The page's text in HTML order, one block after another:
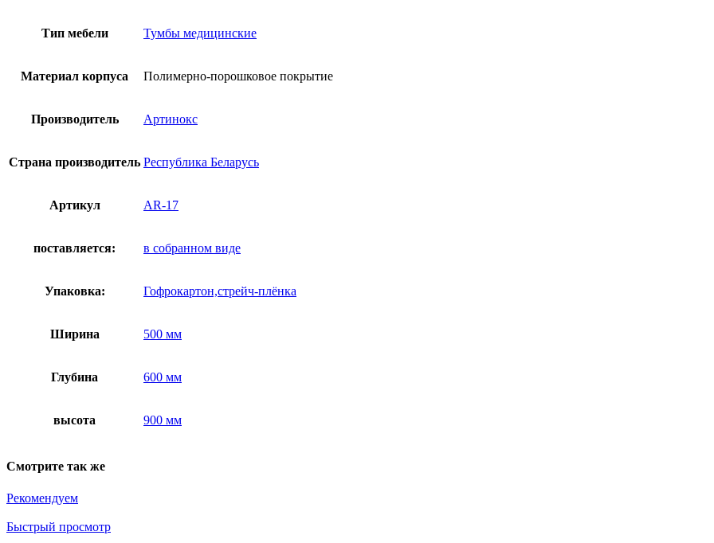
Тип мебели Тумбы медицинские
Материал корпуса Полимерно-порошковое покрытие
Производитель Артинокс
Страна производитель Республика Беларусь
Артикул AR-17
поставляется: в собранном виде
Упаковка: Гофрокартон,стрейч-плёнка
Ширина 500 мм
Глубина 600 мм
высота 900 мм
Смотрите так же
Рекомендуем
Быстрый просмотр